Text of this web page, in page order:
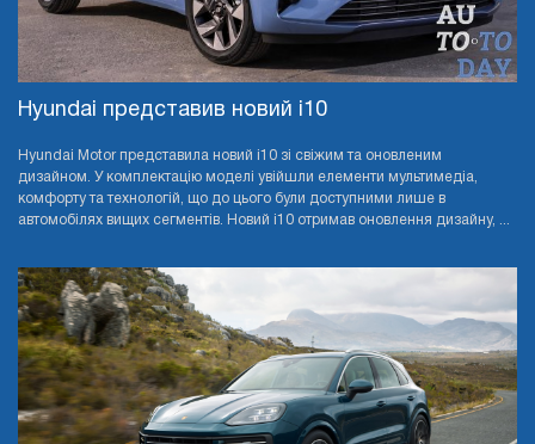
Hyundai представив новий i10
Hyundai Motor представила новий i10 зі свіжим та оновленим
дизайном. У комплектацію моделі увійшли елементи мультимедіа,
комфорту та технологій, що до цього були доступними лише в
автомобілях вищих сегментів. Новий i10 отримав оновлення дизайну, ...